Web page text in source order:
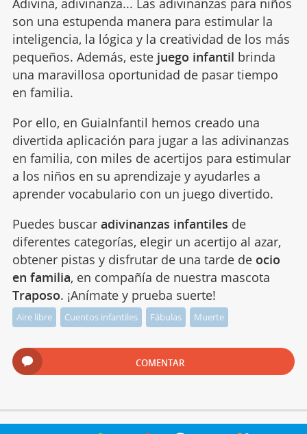
Adivina, adivinanza... Las adivinanzas para niños
son una estupenda manera para estimular la
inteligencia, la lógica y la creatividad de los más
pequeños. Además, este juego infantil brinda
una maravillosa oportunidad de pasar tiempo
en familia.
Por ello, en GuiaInfantil hemos creado una
divertida aplicación para jugar a las adivinanzas
en familia, con miles de acertijos para estimular
a los niños en su aprendizaje y ayudarles a
aprender vocabulario con un juego divertido.
Puedes buscar adivinanzas infantiles de
diferentes categorías, elegir un acertijo al azar,
obtener pistas y disfrutar de una tarde de ocio
en familia, en compañía de nuestra mascota
Traposo. ¡Anímate y prueba suerte!
Aire libre Cuentos infantiles Fábulas Muerte
COMENTAR